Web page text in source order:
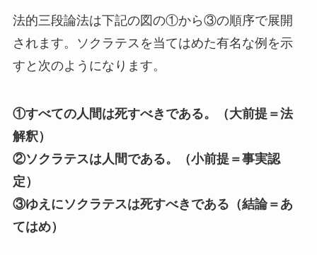
法的三段論法は下記の図の①から③の順序で展開
されます。ソクラテスを当てはめた有名な例を示
すと次のようになります。
①すべての人間は死すべきである。（大前提＝法
解釈）
②ソクラテスは人間である。（小前提＝事実認
定）
③ゆえにソクラテスは死すべきである（結論＝あ
てはめ）